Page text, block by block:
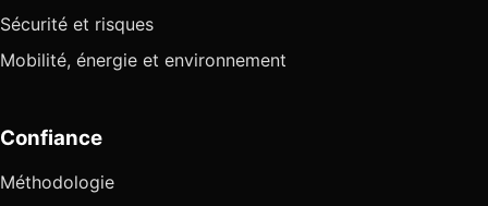
Sécurité et risques
Mobilité, énergie et environnement
Confiance
Méthodologie